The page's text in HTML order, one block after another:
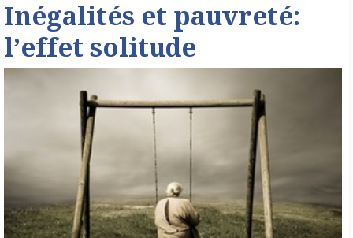
Inégalités et pauvreté:
l’effet solitude